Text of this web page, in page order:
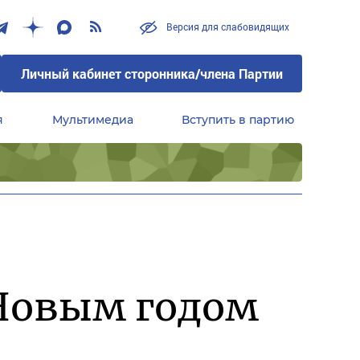
Версия для слабовидящих
Личный кабинет сторонника/члена Партии
Мультимедиа Вступить в партию
годом